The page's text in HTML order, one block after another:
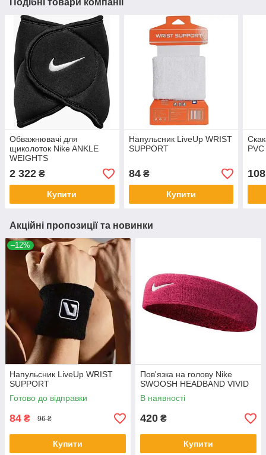
Обважнювачі для
щиколоток Nike ANKLE
WEIGHTS
2 322 ₴
Купити
Напульсник LiveUp WRIST
SUPPORT
84₴
Купити
108
Акційні пропозиції та новинки
–12%
Напульсник LiveUp WRIST
SUPPORT
Готово до відправки
84 ₴ 96 ₴
Купити
Пов'язка на голову Nike
SWOOSH HEADBAND VIVID
В наявності
420 ₴
Купити